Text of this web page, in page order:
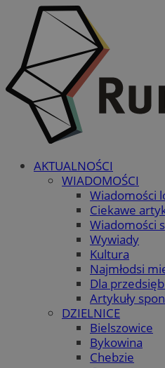
AKTUALNOŚCI
WIADOMOŚCI
Wiadomości
Ciekawe
Wiadomości
Wywiady
Kultura
Najmłodsi
Dla
Artykuły
DZIELNICE
Bielszowice
Bykowina
Chebzie